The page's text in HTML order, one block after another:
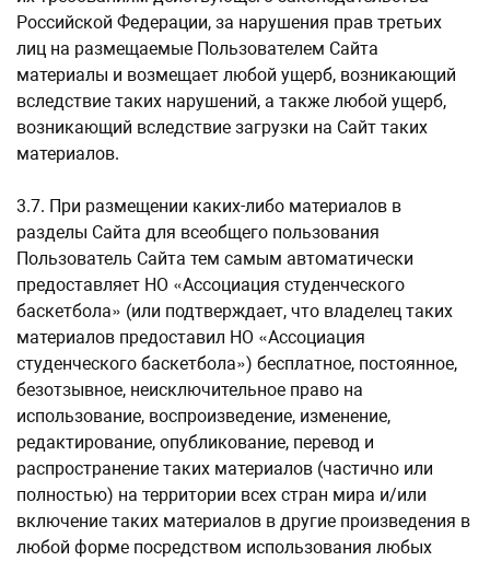
Российской Федерации, за нарушения прав третьих
лиц на размещаемые Пользователем Сайта
материалы и возмещает любой ущерб, возникающий
вследствие таких нарушений, а также любой ущерб,
возникающий вследствие загрузки на Сайт таких
материалов.
3.7. При размещении каких-либо материалов в
разделы Сайта для всеобщего пользования
Пользователь Сайта тем самым автоматически
предоставляет НО «Ассоциация студенческого
баскетбола» (или подтверждает, что владелец таких
материалов предоставил НО «Ассоциация
студенческого баскетбола») бесплатное, постоянное,
безотзывное, неисключительное право на
использование, воспроизведение, изменение,
редактирование, опубликование, перевод и
распространение таких материалов (частично или
полностью) на территории всех стран мира и/или
включение таких материалов в другие произведения в
любой форме посредством использования любых